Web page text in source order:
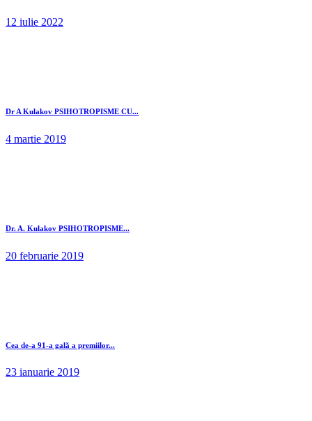
12 iulie 2022
Dr A Kulakov PSIHOTROPISME CU...
4 martie 2019
Dr. A. Kulakov PSIHOTROPISME...
20 februarie 2019
Cea de-a 91-a gală a premiilor...
23 ianuarie 2019